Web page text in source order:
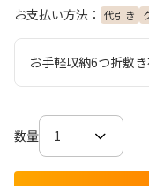
お支払い方法： 代引き
お手軽収納6つ折敷
数量